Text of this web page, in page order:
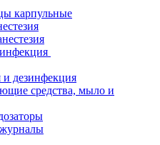
карпульные
и дезинфекция
средства, мыло и